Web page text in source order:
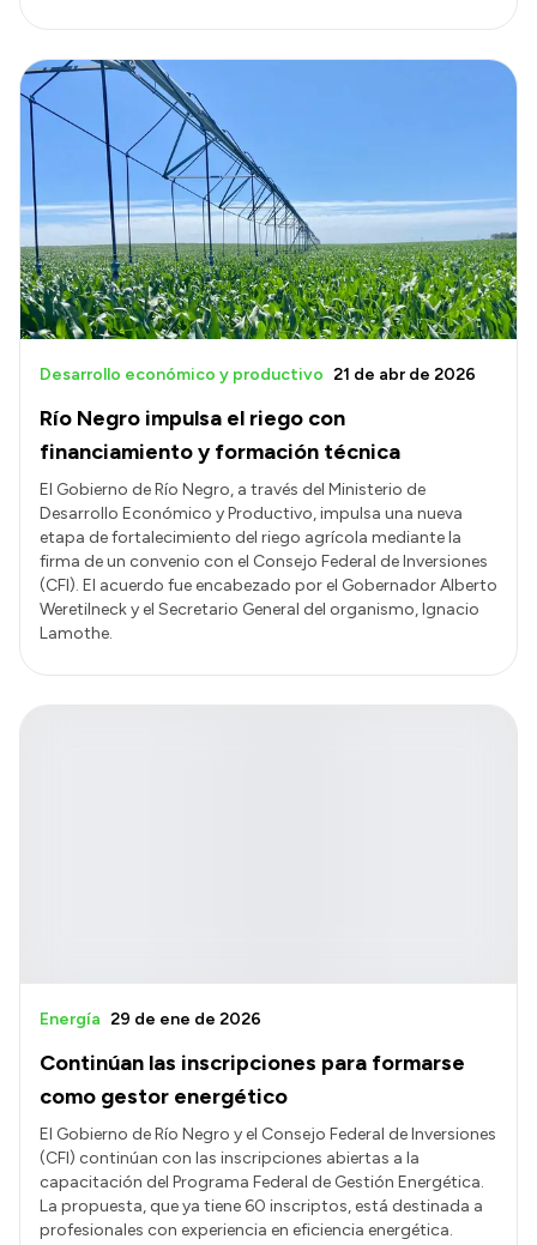
Río Negro impulsa el riego con
financiamiento y formación técnica
Desarrollo económico y productivo 21 de abr de 2026
El Gobierno de Río Negro, a través del Ministerio de
Desarrollo Económico y Productivo, impulsa una nueva
etapa de fortalecimiento del riego agrícola mediante la
firma de un convenio con el Consejo Federal de Inversiones
(CFI). El acuerdo fue encabezado por el Gobernador Alberto
Weretilneck y el Secretario General del organismo, Ignacio
Lamothe.
Continúan las inscripciones para formarse
como gestor energético
Energía 29 de ene de 2026
El Gobierno de Río Negro y el Consejo Federal de Inversiones
(CFI) continúan con las inscripciones abiertas a la
capacitación del Programa Federal de Gestión Energética.
La propuesta, que ya tiene 60 inscriptos, está destinada a
profesionales con experiencia en eficiencia energética.